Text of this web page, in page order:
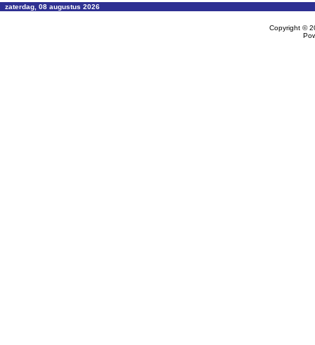
zaterdag, 08 augustus 2026
Copyright ©